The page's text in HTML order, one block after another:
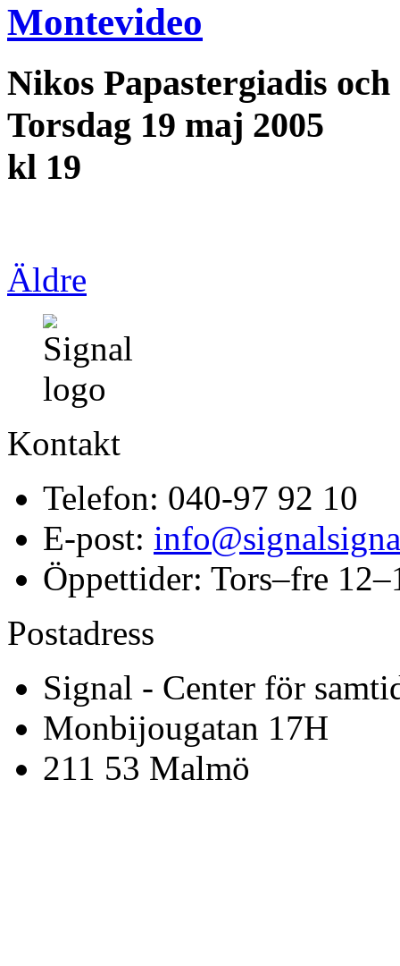
Montevideo
Nikos Papastergiadis
Torsdag 19 maj 2005
kl 19
Äldre
Kontakt
Telefon: 040-97 92 10
E-post:
Öppettider: Tors–fre
Postadress
Signal - Center för
Monbijougatan 17H
211 53 Malmö